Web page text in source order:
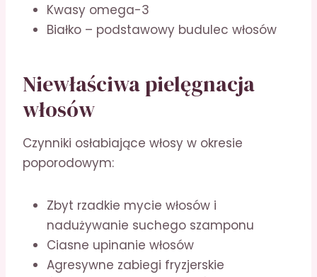
Kwasy omega-3
Białko – podstawowy budulec włosów
Niewłaściwa pielęgnacja
włosów
Czynniki osłabiające włosy w okresie
poporodowym:
Zbyt rzadkie mycie włosów i
nadużywanie suchego szamponu
Ciasne upinanie włosów
Agresywne zabiegi fryzjerskie